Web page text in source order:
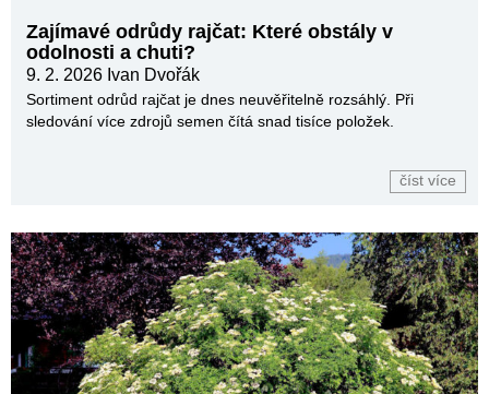
Zajímavé odrůdy rajčat: Které obstály v
odolnosti a chuti?
9. 2. 2026 Ivan Dvořák
Sortiment odrůd rajčat je dnes neuvěřitelně rozsáhlý. Při
sledování více zdrojů semen čítá snad tisíce položek.
číst více